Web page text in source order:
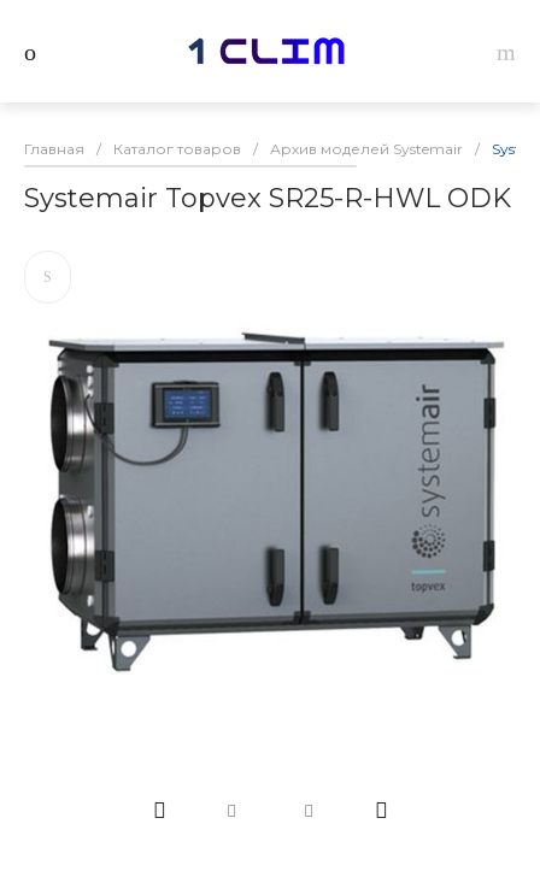
Главная / Каталог товаров / Архив моделей Systemair /
Systemair Topvex SR25-R-HWL ODK